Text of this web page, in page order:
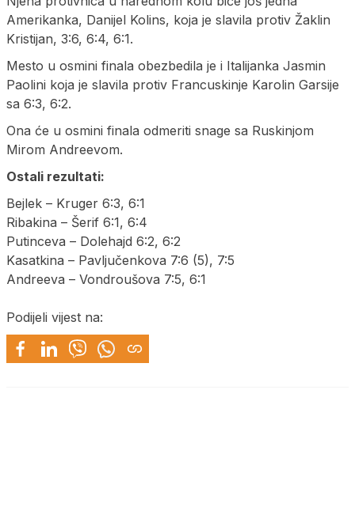
Amerikanka, Danijel Kolins, koja je slavila protiv Žaklin
Kristijan, 3:6, 6:4, 6:1.
Mesto u osmini finala obezbedila je i Italijanka Jasmin
Paolini koja je slavila protiv Francuskinje Karolin Garsije
sa 6:3, 6:2.
Ona će u osmini finala odmeriti snage sa Ruskinjom
Mirom Andreevom.
Ostali rezultati:
Bejlek – Kruger 6:3, 6:1
Ribakina – Šerif 6:1, 6:4
Putinceva – Dolehajd 6:2, 6:2
Kasatkina – Pavljučenkova 7:6 (5), 7:5
Andreeva – Vondroušova 7:5, 6:1
Podijeli vijest na: